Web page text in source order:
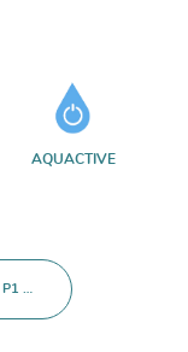
AQUACTIVE
FICHA DE INFORMAÇÕES MULTIUSOS P1 ROLO